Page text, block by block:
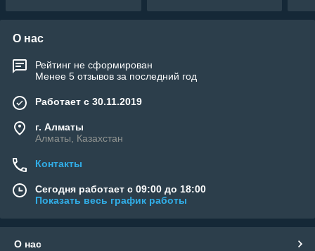
О нас
Рейтинг не сформирован
Менее 5 отзывов за последний год
Работает с 30.11.2019
г. Алматы
Алматы, Казахстан
Контакты
Сегодня работает с 09:00 до 18:00
Показать весь график работы
О нас